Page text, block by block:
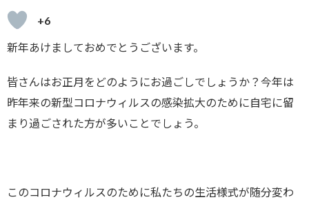
ndefined ar
ray key "Twi
me/xs2020j
une/xn--z8j
content/plu
+6
新年あけましておめでとうございます。
皆さんはお正月をどのようにお過ごしでしょうか？今年は
昨年来の新型コロナウィルスの感染拡大のために自宅に留
まり過ごされた方が多いことでしょう。
このコロナウィルスのために私たちの生活様式が随分変わ